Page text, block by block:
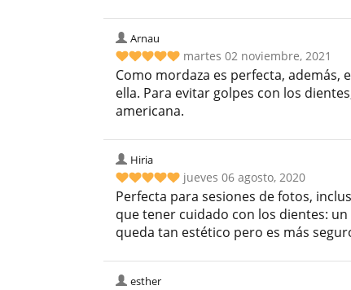
Arnau
martes 02 noviembre, 2021
Como mordaza es perfecta,
ella. Para evitar golpes con los
americana.
Hiria
jueves 06 agosto, 2020
Perfecta para sesiones de fotos,
que tener cuidado con los dientes:
queda tan estético pero es más
esther